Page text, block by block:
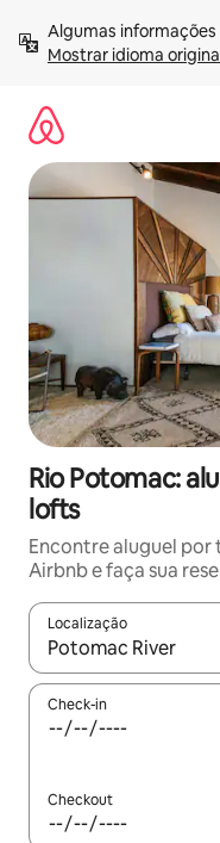
para
Mostrar idioma
Rio Potomac:
lofts
Encontre aluguel
Airbnb e faça sua
Localização
Quando os
Check-in
Checkout